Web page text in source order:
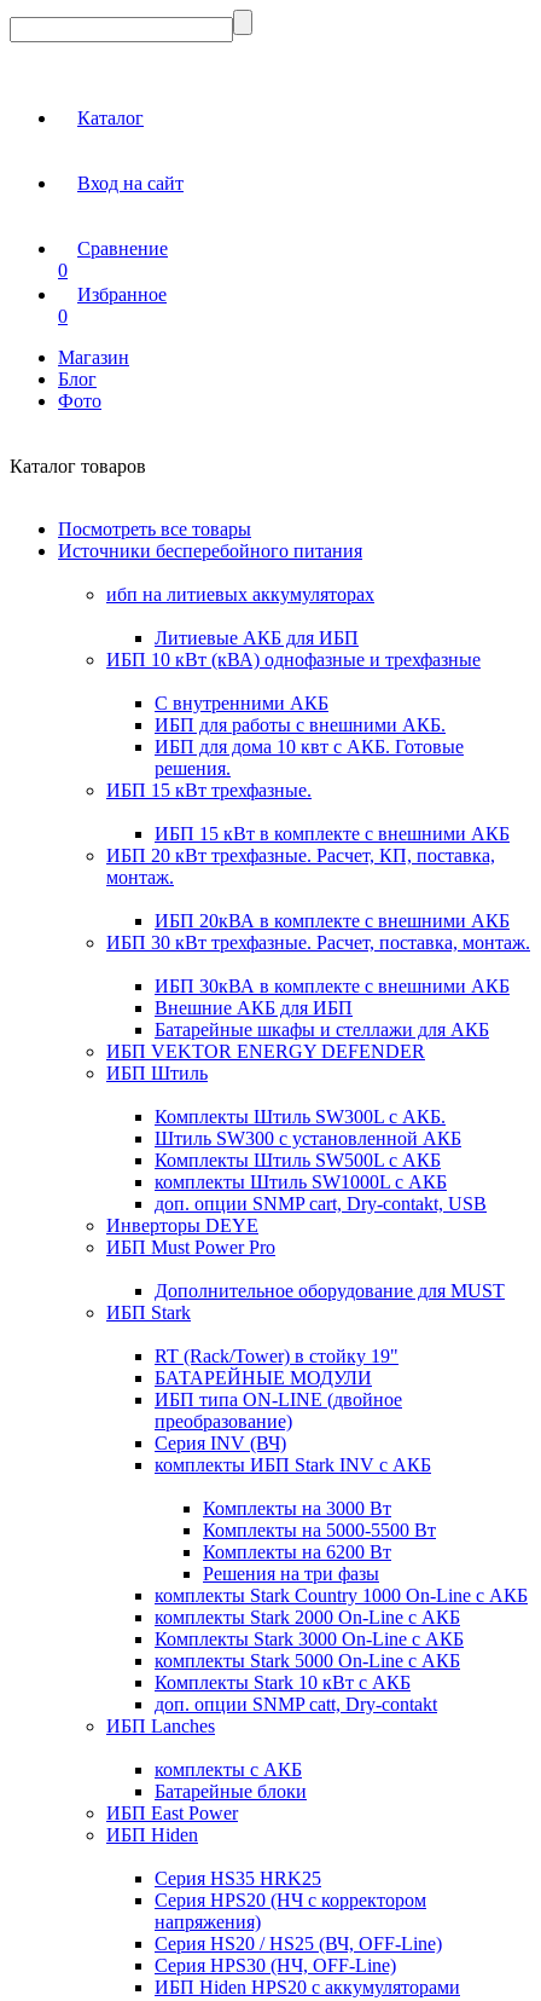
Каталог
Вход на сайт
Сравнение
0
Избранное
0
Магазин
Блог
Фото
Каталог товаров
Посмотреть все товары
Источники бесперебойного питания
ибп на литиевых аккумуляторах
Литиевые АКБ для ИБП
ИБП 10 кВт (кВА) однофазные и трехфазные
С внутренними АКБ
ИБП для работы с внешними АКБ.
ИБП для дома 10 квт с АКБ. Готовые
решения.
ИБП 15 кВт трехфазные.
ИБП 15 кВт в комплекте с внешними АКБ
ИБП 20 кВт трехфазные. Расчет, КП, поставка,
монтаж.
ИБП 20кВА в комплекте с внешними АКБ
ИБП 30 кВт трехфазные. Расчет, поставка, монтаж.
ИБП 30кВА в комплекте с внешними АКБ
Внешние АКБ для ИБП
Батарейные шкафы и стеллажи для АКБ
ИБП VEKTOR ENERGY DEFENDER
ИБП Штиль
Комплекты Штиль SW300L с АКБ.
Штиль SW300 с установленной АКБ
Комплекты Штиль SW500L с АКБ
комплекты Штиль SW1000L с АКБ
доп. опции SNMP cart, Dry-contakt, USB
Инверторы DEYE
ИБП Must Power Pro
Дополнительное оборудование для MUST
ИБП Stark
RT (Rack/Tower) в стойку 19"
БАТАРЕЙНЫЕ МОДУЛИ
ИБП типа ON-LINE (двойное
преобразование)
Серия INV (ВЧ)
комплекты ИБП Stark INV с АКБ
Комплекты на 3000 Вт
Комплекты на 5000-5500 Вт
Комплекты на 6200 Вт
Решения на три фазы
комплекты Stark Country 1000 On-Line с АКБ
комплекты Stark 2000 On-Line с АКБ
Комплекты Stark 3000 On-Line с АКБ
комплекты Stark 5000 On-Line с АКБ
Комплекты Stark 10 кВт с АКБ
доп. опции SNMP catt, Dry-contakt
ИБП Lanches
комплекты с АКБ
Батарейные блоки
ИБП East Power
ИБП Hiden
Серия HS35 HRK25
Серия HPS20 (НЧ с корректором
напряжения)
Серия HS20 / HS25 (ВЧ, OFF-Line)
Серия HPS30 (НЧ, OFF-Line)
ИБП Hiden HPS20 с аккумуляторами